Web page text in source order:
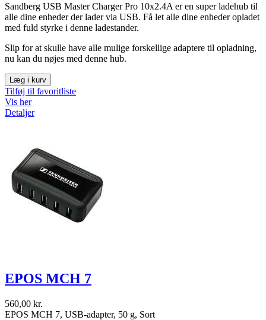
Sandberg USB Master Charger Pro 10x2.4A er en super ladehub til
alle dine enheder der lader via USB. Få let alle dine enheder opladet
med fuld styrke i denne ladestander.
Slip for at skulle have alle mulige forskellige adaptere til opladning,
nu kan du nøjes med denne hub.
Læg i kurv
Tilføj til favoritliste
Vis her
Detaljer
EPOS MCH 7
560,00 kr.
EPOS MCH 7, USB-adapter, 50 g, Sort